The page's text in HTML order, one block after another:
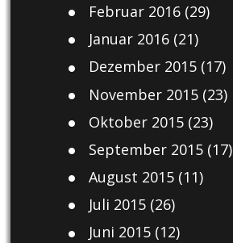
Februar 2016(29)
Januar 2016(21)
Dezember 2015(17)
November 2015(23)
Oktober 2015(23)
September 2015(17)
August 2015(11)
Juli 2015(26)
Juni 2015(12)